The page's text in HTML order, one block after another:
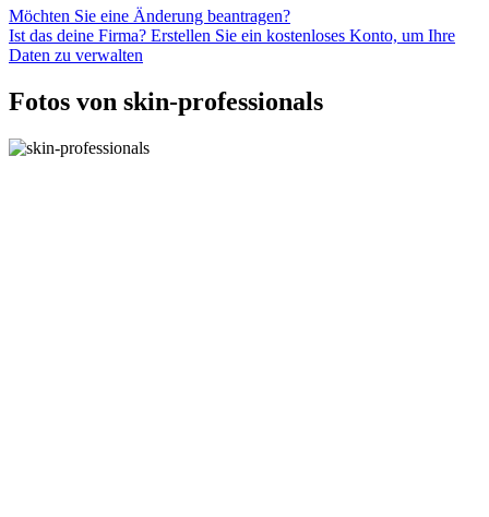
Möchten Sie eine Änderung beantragen?
Ist das deine Firma? Erstellen Sie ein kostenloses Konto, um Ihre
Daten zu verwalten
Fotos von skin-professionals